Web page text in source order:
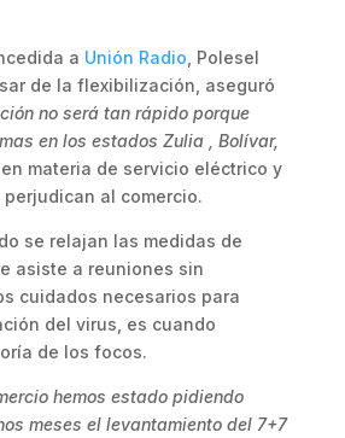
a Unión Radio , Polesel
de la flexibilización, aseguró
no será tan rápido porque
en los estados Zulia , Bolívar,
materia de servicio eléctrico y
al comercio.
se relajan las medidas de
asiste a reuniones sin
cuidados necesarios para
del virus, es cuando
de los focos.
hemos estado pidiendo
meses el levantamiento del 7+7